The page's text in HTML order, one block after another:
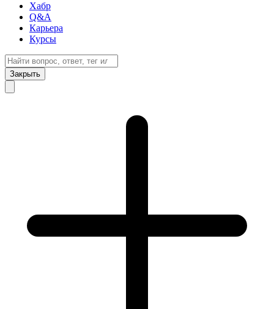
Хабр
Q&A
Карьера
Курсы
Закрыть